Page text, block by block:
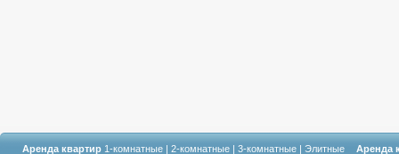
Аренда квартир 1-комнатные | 2-комнатные | 3-комнатные | Элитные Аренда